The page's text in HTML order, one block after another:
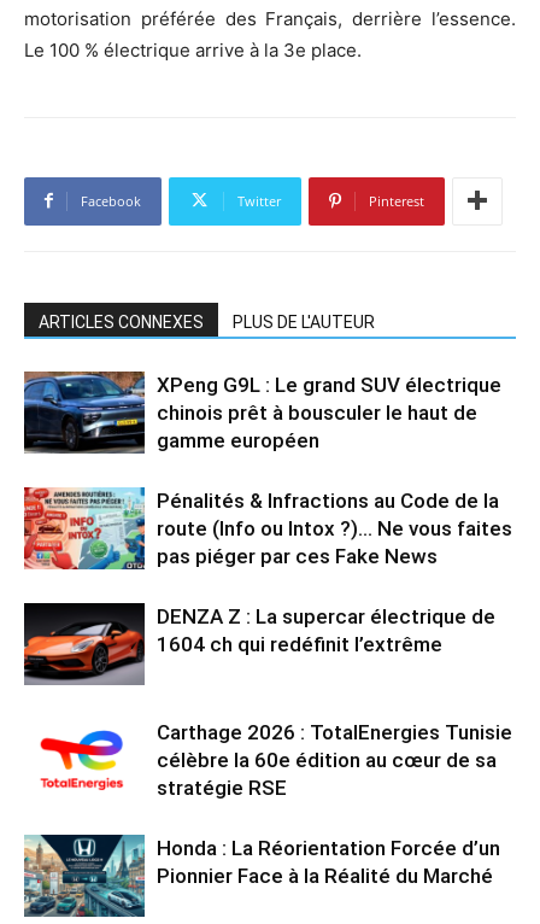
motorisation préférée des Français, derrière l’essence.
Le 100 % électrique arrive à la 3e place.
Facebook Twitter Pinterest
ARTICLES CONNEXES PLUS DE L'AUTEUR
XPeng G9L : Le grand SUV électrique
chinois prêt à bousculer le haut de
gamme européen
Pénalités & Infractions au Code de la
route (Info ou Intox ?)… Ne vous faites
pas piéger par ces Fake News
DENZA Z : La supercar électrique de
1604 ch qui redéfinit l’extrême
Carthage 2026 : TotalEnergies Tunisie
célèbre la 60e édition au cœur de sa
stratégie RSE
Honda : La Réorientation Forcée d’un
Pionnier Face à la Réalité du Marché